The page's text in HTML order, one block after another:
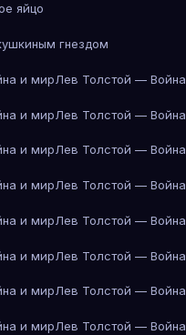
яйцо
гнездом
и мирЛев Толстой —
и мирЛев Толстой —
и мирЛев Толстой —
и мирЛев Толстой —
и мирЛев Толстой —
и мирЛев Толстой —
и мирЛев Толстой —
и мирЛев Толстой —